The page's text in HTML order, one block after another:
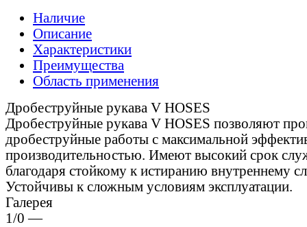
Наличие
Описание
Характеристики
Преимущества
Область применения
Дробеструйные рукава V HOSES
Дробеструйные рукава V HOSES позволяют
дробеструйные работы с максимальной
производительностью. Имеют высокий срок
благодаря стойкому к истиранию внутреннему
Устойчивы к сложным условиям эксплуатации.
Галерея
1/0 —